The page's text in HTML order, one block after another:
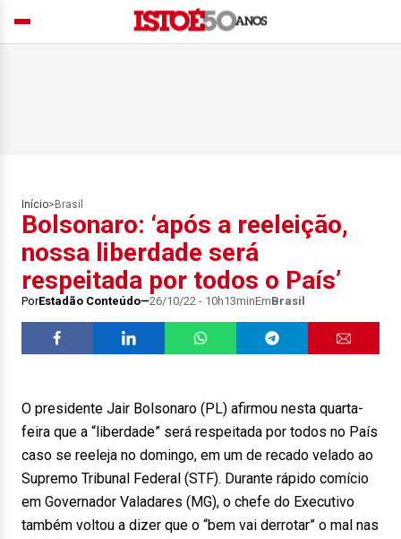
Início> Brasil
Bolsonaro: ‘após a reeleição,
nossa liberdade será
respeitada por todos o País’
PorEstadão Conteúdo 26/10/22 - 10h13minEmBrasil
O presidente Jair Bolsonaro (PL) afirmou nesta quarta-
feira que a “liberdade” será respeitada por todos no País
caso se reeleja no domingo, em um de recado velado ao
Supremo Tribunal Federal (STF). Durante rápido comício
em Governador Valadares (MG), o chefe do Executivo
também voltou a dizer que o “bem vai derrotar” o mal nas